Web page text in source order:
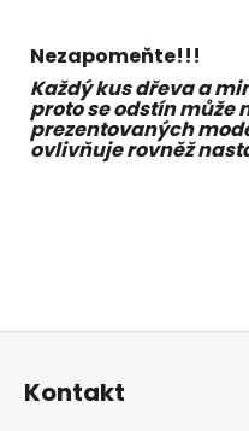
Nezapomeňte!!!
Každý kus dřeva a
proto se odstín může
prezentovaných
ovlivňuje rovněž
Z
Kontakt